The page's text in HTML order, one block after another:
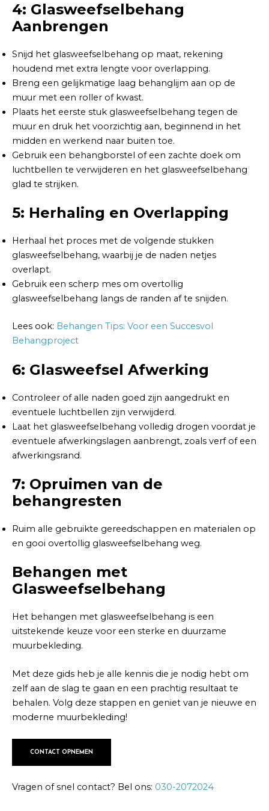
4: Glasweefselbehang
Aanbrengen
Snijd het glasweefselbehang op maat, rekening
houdend met extra lengte voor overlapping.
Breng een gelijkmatige laag behanglijm aan op de
muur met een roller of kwast.
Plaats het eerste stuk glasweefselbehang tegen de
muur en druk het voorzichtig aan, beginnend in het
midden en werkend naar buiten toe.
Gebruik een behangborstel of een zachte doek om
luchtbellen te verwijderen en het glasweefselbehang
glad te strijken.
5: Herhaling en Overlapping
Herhaal het proces met de volgende stukken
glasweefselbehang, waarbij je de naden netjes
overlapt.
Gebruik een scherp mes om overtollig
glasweefselbehang langs de randen af te snijden.
Lees ook: Behangen Tips: Voor een Succesvol
Behangproject
6: Glasweefsel Afwerking
Controleer of alle naden goed zijn aangedrukt en
eventuele luchtbellen zijn verwijderd.
Laat het glasweefselbehang volledig drogen voordat je
eventuele afwerkingslagen aanbrengt, zoals verf of een
afwerkingsrand.
7: Opruimen van de
behangresten
Ruim alle gebruikte gereedschappen en materialen op
en gooi overtollig glasweefselbehang weg.
Behangen met
Glasweefselbehang
Het behangen met glasweefselbehang is een
uitstekende keuze voor een sterke en duurzame
muurbekleding.
Met deze gids heb je alle kennis die je nodig hebt om
zelf aan de slag te gaan en een prachtig resultaat te
behalen. Volg deze stappen en geniet van je nieuwe en
moderne muurbekleding!
CONTACT OPNEMEN
Vragen of snel contact? Bel ons: 030-2072024